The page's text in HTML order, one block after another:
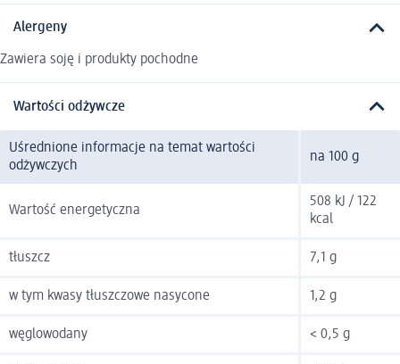
Alergeny
Zawiera soję i produkty pochodne
Wartości odżywcze
Uśrednione informacje na temat wartości
odżywczych
na 100 g
Wartość energetyczna
508 kJ / 122
kcal
tłuszcz 7,1 g
w tym kwasy tłuszczowe nasycone 1,2 g
węglowodany < 0,5 g